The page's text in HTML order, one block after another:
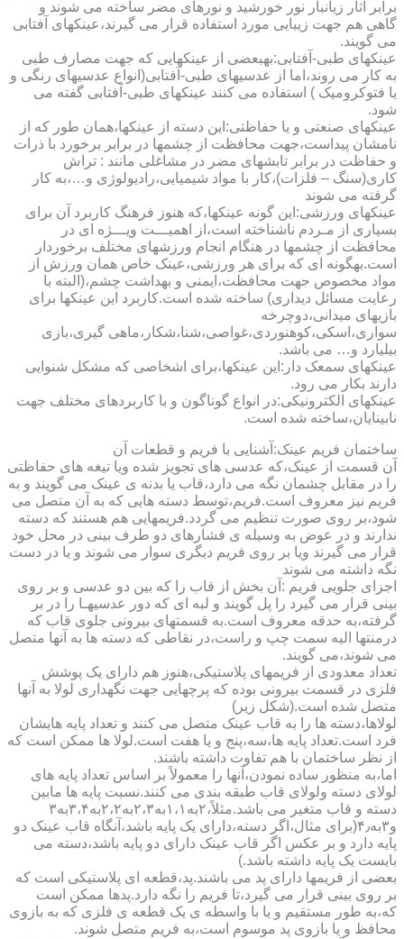
برابر آثار زیانبار نور خورشید و نورهای مضر ساخته می شوند و
گاهی هم جهت زیبایی مورد استفاده قرار می گیرند،عینکهای آفتابی
می گویند.
عینکهای طبی-آفتابی:به­بعضی از عینکهایی که جهت مصارف طبی
به کار می روند،اما از عدسیهای طبی-آفتابی(انواع عدسیهای رنگی و
یا فتوکرومیک ) استفاده می کنند عینکهای طبی-آفتابی گفته می
شود.
عینکهای صنعتی و یا حفاظتی:این دسته از عینکها،همان طور که از
نامشان پیداست،جهت محافظت از چشمها در برابر برخورد با ذرات
و حفاظت در برابر تابشهای مضر در مشاغلی مانند : تراش
کاری(سنگ – فلزات)،کار با مواد شیمیایی،رادیولوژی و…،به کار
گرفته می شوند
عینکهای ورزشی:این گونه عینکها،که هنوز فرهنگ کاربرد آن برای
بسیاری از مـردم ناشناخته است،از اهمیـــت ویـــژه ای در
محافظت از چشمها در هنگام انجام ورزشهای مختلف برخوردار
است.به­گونه ای که برای هر ورزشی،عینک خاص همان ورزش از
مواد مخصوص جهت محافظت،ایمنی و بهداشت چشم،(البته با
رعایت مسائل دیداری) ساخته شده است.کاربرد این عینکها برای
بازیهای میدانی،دوچرخه
سواری،اسکی،کوهنوردی،غواصی،شنا،شکار،ماهی گیری،بازی
بیلیارد و… می باشد.
عینکهای سمعک دار:این عینکها،برای اشخاصی که مشکل شنوایی
دارند بکار می رود.
عینکهای الکترونیکی:در انواع گوناگون و با کاربردهای مختلف جهت
نابینایان،ساخته شده است.
ساختمان فریم عینک:آشنایی با فریم و قطعات آن
آن قسمت از عینک،که عدسی های تجویز شده ویا تیغه های حفاظتی
را در مقابل چشمان نگه می دارد،قاب یا بدنه ی عینک می گویند و به
فریم نیز معروف است.فریم،توسط دسته هایی که به آن متصل می
شود،بر روی صورت تنظیم می گردد.فریمهایی هم هستند که دسته
ندارند و در عوض به وسیله ی فشارهای دو طرف بینی در محل خود
قرار می گیرند ویا بر روی فریم دیگری سوار می شوند و یا در دست
نگه داشته می شوند
اجزای جلویی فریم :آن بخش از قاب را که بین دو عدسی و بر روی
بینی قرار می گیرد را پل گویند و لبه ای که دور عدسیهـا را در بر
گرفته،به حدقه معروف است.به قسمتهای بیرونی جلوی قاب که
درمنتها الیه سمت چپ و راست،در نقاطی که دسته ها به آنها متصل
می شوند،می گویند.
تعداد معدودی از فریمهای پلاستیکی،هنوز هم دارای یک پوشش
فلزی در قسمت بیرونی بوده که پرچهایی جهت نگهداری لولا به آنها
متصل شده است.(شکل زیر)
لولاها،دسته ها را به قاب عینک متصل می کنند و تعداد پایه هایشان
فرد است.تعداد پایه ها،سه،پنج و یا هفت است.لولا ها ممکن است که
از نظر ساختمان با هم تفاوت داشته باشند.
اما،به منظور ساده نمودن،آنها را معمولاً بر اساس تعداد پایه های
لولای دسته ولولای قاب طبقه بندی می کنند.نسبت پایه ها مابین
دسته و قاب متغیر می باشد.مثلاً،۲به۱،۱به۲،۳به۲،۲به۳،۴به۳
و۳به۴٫(برای مثال،اگر دسته،دارای یک پایه باشد،آنگاه قاب عینک دو
پایه دارد و بر عکس اگر قاب عینک دارای دو پایه باشد،دسته می
بایست یک پایه داشته باشد.)
بعضی از فریمها دارای پد می باشند.پد،قطعه ای پلاستیکی است که
بر روی بینی قرار می گیرد،تا فریم را نگه دارد.پدها ممکن است
که،به طور مستقیم و یا با واسطه ی یک قطعه ی فلزی که به بازوی
محافظ و یا بازوی پد موسوم است،به فریم متصل شوند.